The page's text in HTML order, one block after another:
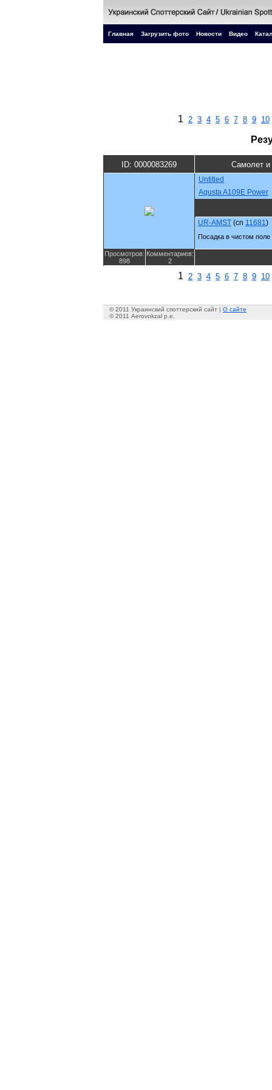
Главная Загрузить фото Новости Видео
1 2 3 4 5 6 7 8 9 10
ID: 0000083269 Самолет и
Untitled
Agusta A109E Power
UR-AMST (cn 11681)
Посадка в чистом
Просмотров:
898
Комментариев:
2
1 2 3 4 5 6 7 8 9 10
© 2011 Украинский споттерский сайт | О сайте
© 2011 Aerovokzal p.e.